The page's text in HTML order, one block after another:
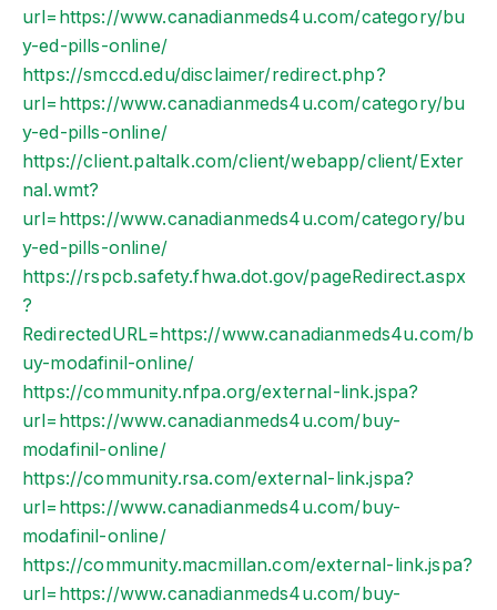
url=https://www.canadianmeds4u.com/category/bu
y-ed-pills-online/
https://smccd.edu/disclaimer/redirect.php?
url=https://www.canadianmeds4u.com/category/bu
y-ed-pills-online/
https://client.paltalk.com/client/webapp/client/Exter
nal.wmt?
url=https://www.canadianmeds4u.com/category/bu
y-ed-pills-online/
https://rspcb.safety.fhwa.dot.gov/pageRedirect.aspx
?
RedirectedURL=https://www.canadianmeds4u.com/b
uy-modafinil-online/
https://community.nfpa.org/external-link.jspa?
url=https://www.canadianmeds4u.com/buy-
modafinil-online/
https://community.rsa.com/external-link.jspa?
url=https://www.canadianmeds4u.com/buy-
modafinil-online/
https://community.macmillan.com/external-link.jspa?
url=https://www.canadianmeds4u.com/buy-